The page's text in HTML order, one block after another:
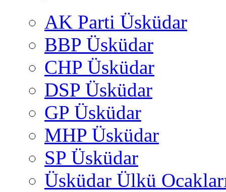
AK Parti Üsküdar
BBP Üsküdar
CHP Üsküdar
DSP Üsküdar
GP Üsküdar
MHP Üsküdar
SP Üsküdar
Üsküdar Ülkü